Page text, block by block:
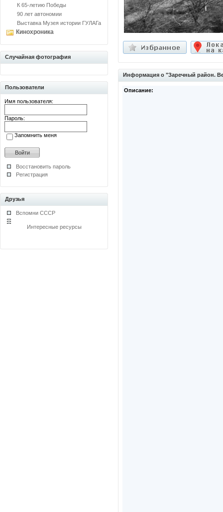
К 65-летию Победы
90 лет автономии
Выставка Музея истории ГУЛАГа
Кинохроника
Случайная фотография
Пользователи
Имя пользователя:
Пароль:
Запомнить меня
Восстановить пароль
Регистрация
Друзья
Вспомни СССР
Интересные ресурсы
Информация о "Заречный район.
Описание: